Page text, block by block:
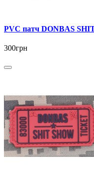
PVC патч DONBAS
300грн